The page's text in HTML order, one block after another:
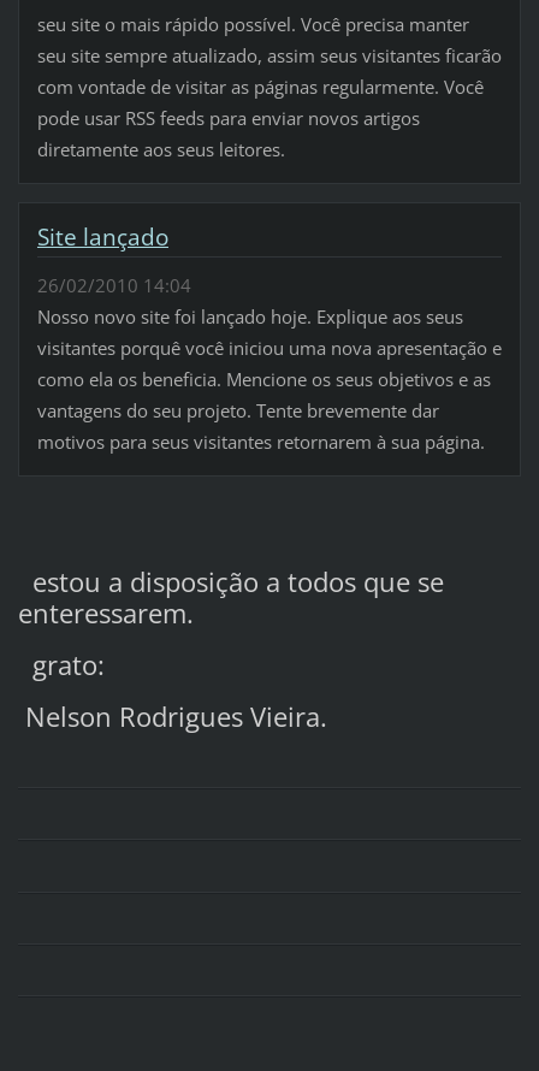
seu site o mais rápido possível. Você precisa manter
seu site sempre atualizado, assim seus visitantes ficarão
com vontade de visitar as páginas regularmente. Você
pode usar RSS feeds para enviar novos artigos
diretamente aos seus leitores.
Site lançado
26/02/2010 14:04
Nosso novo site foi lançado hoje. Explique aos seus
visitantes porquê você iniciou uma nova apresentação e
como ela os beneficia. Mencione os seus objetivos e as
vantagens do seu projeto. Tente brevemente dar
motivos para seus visitantes retornarem à sua página.
estou a disposição a todos que se
enteressarem.
grato:
Nelson Rodrigues Vieira.